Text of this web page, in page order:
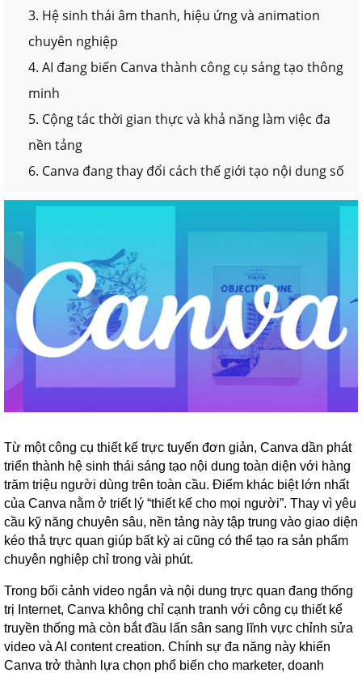
3. Hệ sinh thái âm thanh, hiệu ứng và animation
chuyên nghiệp
4. AI đang biến Canva thành công cụ sáng tạo thông
minh
5. Cộng tác thời gian thực và khả năng làm việc đa
nền tảng
6. Canva đang thay đổi cách thế giới tạo nội dung số
Từ một công cụ thiết kế trực tuyến đơn giản, Canva dần phát
triển thành hệ sinh thái sáng tạo nội dung toàn diện với hàng
trăm triệu người dùng trên toàn cầu. Điểm khác biệt lớn nhất
của Canva nằm ở triết lý “thiết kế cho mọi người”. Thay vì yêu
cầu kỹ năng chuyên sâu, nền tảng này tập trung vào giao diện
kéo thả trực quan giúp bất kỳ ai cũng có thể tạo ra sản phẩm
chuyên nghiệp chỉ trong vài phút.
Trong bối cảnh video ngắn và nội dung trực quan đang thống
trị Internet, Canva không chỉ cạnh tranh với công cụ thiết kế
truyền thống mà còn bắt đầu lấn sân sang lĩnh vực chỉnh sửa
video và AI content creation. Chính sự đa năng này khiến
Canva trở thành lựa chọn phổ biến cho marketer, doanh